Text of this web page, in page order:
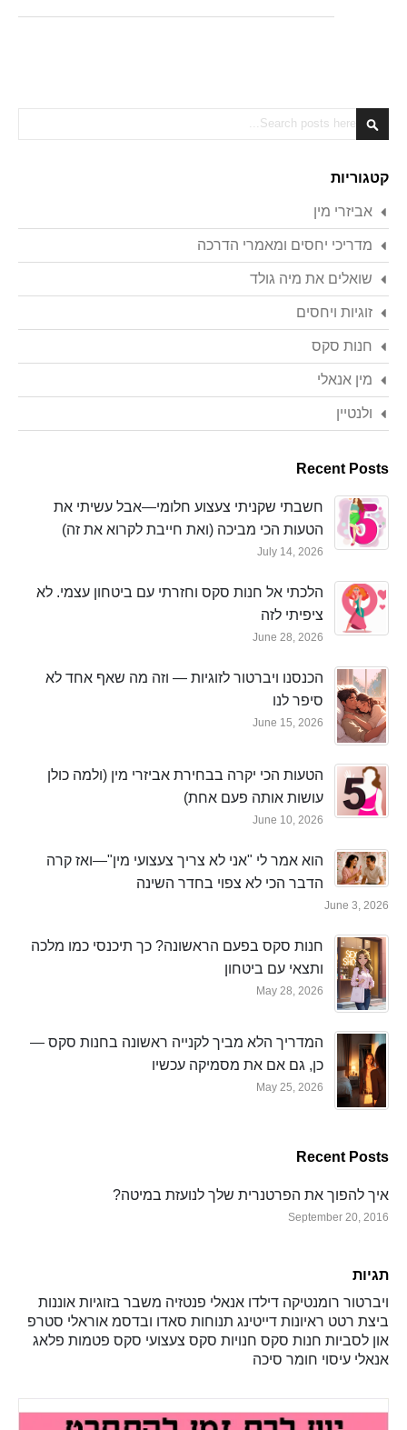
Search
קטגוריות
אביזרי מין
מדריכי יחסים ומאמרי הדרכה
שואלים את מיה גולד
זוגיות ויחסים
חנות סקס
מין אנאלי
ולנטיין
Recent Posts
חשבתי שקניתי צעצוע חלומי—אבל עשיתי את
הטעות הכי מביכה (ואת חייבת לקרוא את זה)
July 14, 2026
הלכתי אל חנות סקס וחזרתי עם ביטחון עצמי. לא
ציפיתי לזה
June 28, 2026
הכנסנו ויברטור לזוגיות — וזה מה שאף אחד לא
סיפר לנו
June 15, 2026
הטעות הכי יקרה בבחירת אביזרי מין (ולמה כולן
עושות אותה פעם אחת)
June 10, 2026
הוא אמר לי "אני לא צריך צעצועי מין"—ואז קרה
הדבר הכי לא צפוי בחדר השינה
June 3, 2026
חנות סקס בפעם הראשונה? כך תיכנסי כמו מלכה
ותצאי עם ביטחון
May 28, 2026
המדריך הלא מביך לקנייה ראשונה בחנות סקס —
כן, גם אם את מסמיקה עכשיו
May 25, 2026
Recent Posts
איך להפוך את הפרטנרית שלך לנועזת במיטה?
September 20, 2016
תגיות
ויברטור רומנטיקה דילדו אנאלי פנטזיה משבר בזוגיות אוננות
ביצת רטט ראיונות דייטינג תנוחות סאדו ובדסמ אוראלי סטרפ
און לסביות חנות סקס חנויות סקס צעצועי סקס פטמות פלאג
אנאלי עיסוי חומר סיכה